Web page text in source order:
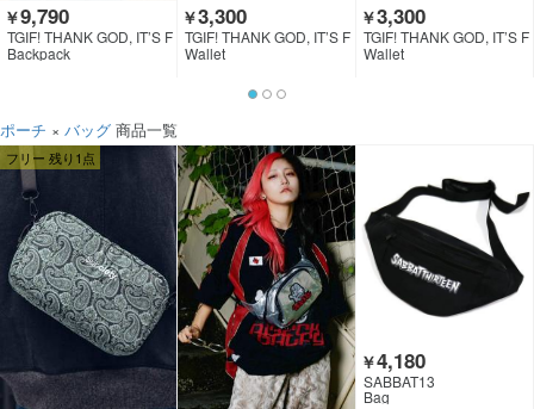
￥9,790
TGIF! THANK GOD, IT’S F
ES!
Backpack
￥3,300
TGIF! THANK GOD, IT’S F
ES!
Wallet
￥3,300
TGIF! THANK GOD, IT’S F
ES!
Wallet
ポーチ × バッグ 商品一覧
フリー 残り1点
￥4,180
SABBAT13
Bag